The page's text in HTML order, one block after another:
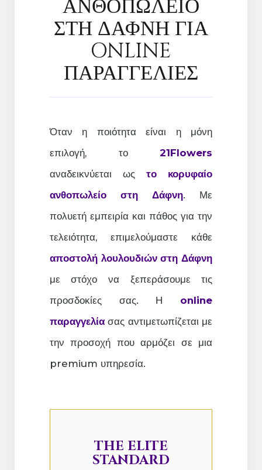
ΑΝΘΟΠΩΛΕΙΟ
ΣΤΗ ΔΑΦΝΗ ΓΙΑ
ONLINE
ΠΑΡΑΓΓΕΛΙΕΣ
Όταν η ποιότητα είναι η μόνη
επιλογή, το21Flowers
αναδεικνύεται ωςτο κορυφαίο
ανθοπωλείο στη Δάφνη. Με
πολυετή εμπειρία και πάθος για την
τελειότητα, επιμελούμαστε κάθε
αποστολή λουλουδιών στη Δάφνη
με στόχο να ξεπεράσουμε τις
προσδοκίες σας. Η online
παραγγελίασας αντιμετωπίζεται με
την προσοχή που αρμόζει σε μια
premium υπηρεσία.
THE ELITE
STANDARD